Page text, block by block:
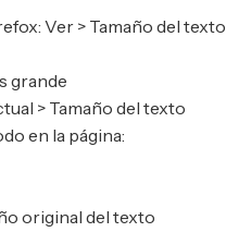
Ver > Tamaño del texto
grande
> Tamaño del texto
en la página:
original del texto